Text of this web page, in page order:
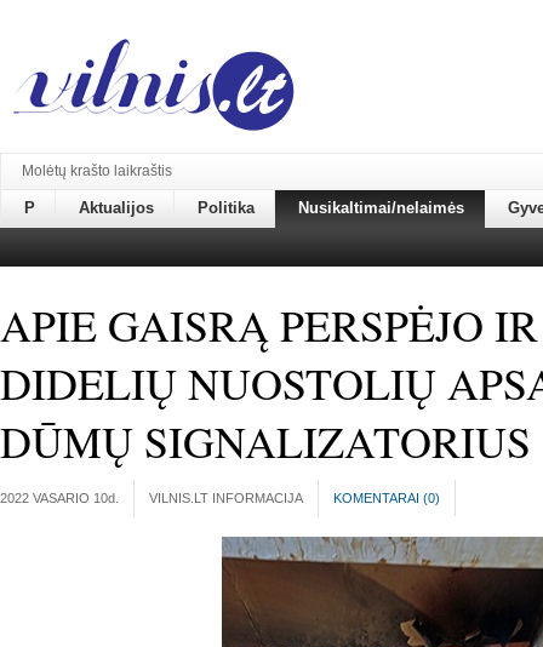
Molėtų krašto laikraštis
P Aktualijos Politika Nusikaltimai/nelaimės
APIE GAISRĄ PERSPĖJO
DIDELIŲ NUOSTOLIŲ
DŪMŲ SIGNALIZATORIUS
2022 VASARIO 10d. VILNIS.LT INFORMACIJA KOMENTARAI (0)